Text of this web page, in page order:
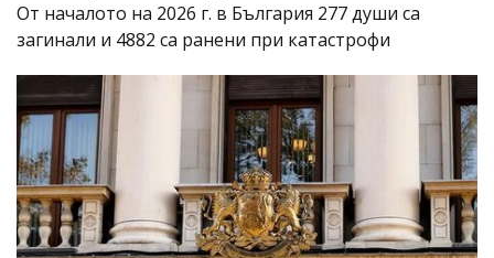
От началото на 2026 г. в България 277 души са
загинали и 4882 са ранени при катастрофи